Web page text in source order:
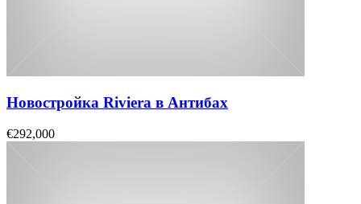
Новостройка Riviera в Антибах
€292,000